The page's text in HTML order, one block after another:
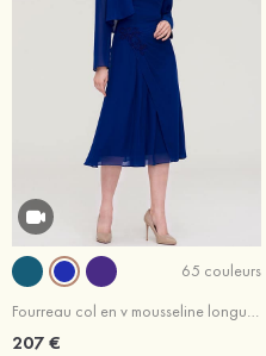
65 couleurs
207 €